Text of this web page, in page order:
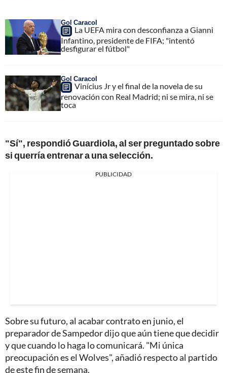
Gol Caracol
La UEFA mira con desconfianza a Gianni
Infantino, presidente de FIFA; "intentó
desfigurar el fútbol"
Gol Caracol
Vinícius Jr y el final de la novela de su
renovación con Real Madrid; ni se mira, ni se
toca
"Sí", respondió Guardiola, al ser preguntado sobre
si querría entrenar a una selección.
PUBLICIDAD
Sobre su futuro, al acabar contrato en junio, el
preparador de Sampedor dijo que aún tiene que decidir
y que cuando lo haga lo comunicará. "Mi única
preocupación es el Wolves", añadió respecto al partido
de este fin de semana.